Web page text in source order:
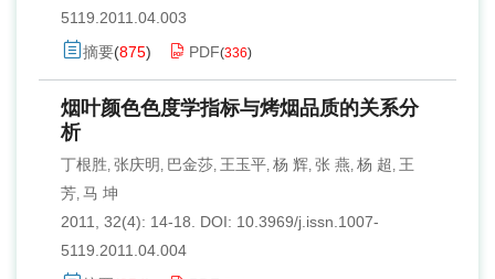
5119.2011.04.003
摘要(875) PDF(336)
烟叶颜色色度学指标与烤烟品质的关系分
析
丁根胜, 张庆明 , 巴金莎, 王玉平, 杨 辉, 张 燕, 杨 超 , 王
芳, 马 坤
2011, 32(4): 14-18.
DOI: 10.3969/j.issn.1007-
5119.2011.04.004